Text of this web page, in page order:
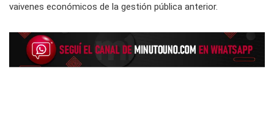
vaivenes económicos de la gestión pública anterior.